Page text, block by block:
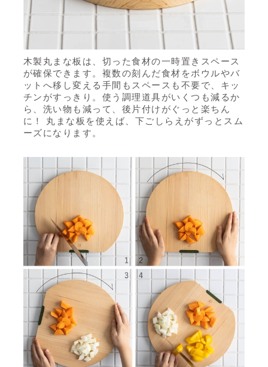
木製丸まな板は、切った食材の一時置きスペース
が確保できます。複数の刻んだ食材をボウルやバ
ットへ移し変える手間もスペースも不要で、キッ
チンがすっきり。使う調理道具がいくつも減るか
ら、洗い物も減って、後片付けがぐっと楽ちん
に！ 丸まな板を使えば、下ごしらえがずっとスム
ーズになります。